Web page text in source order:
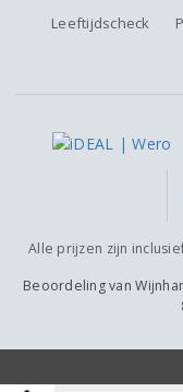
Leeftijdscheck
Alle prijzen zijn
Beoordeling van